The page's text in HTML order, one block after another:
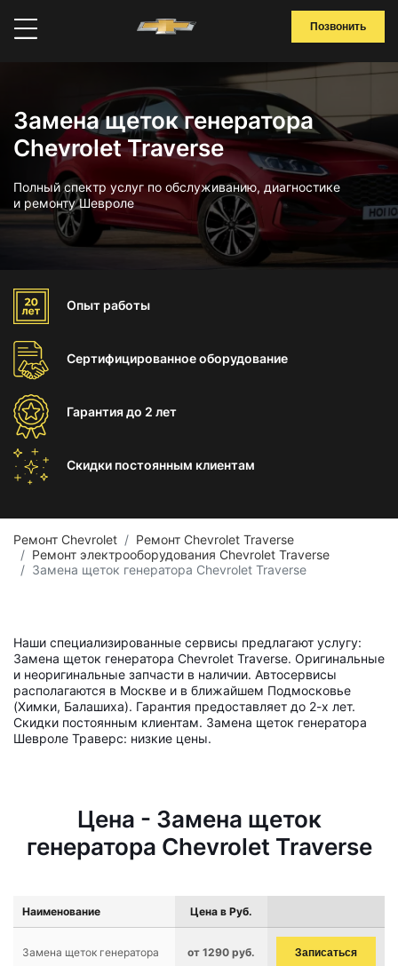
Позвонить
Замена щеток генератора
Chevrolet Traverse
Полный спектр услуг по обслуживанию, диагностике
и ремонту Шевроле
Опыт работы
Сертифицированноеоборудование
Гарантиядо 2 лет
Скидки постоянным клиентам
Ремонт Chevrolet
Ремонт Chevrolet Traverse
Ремонт электрооборудования Chevrolet Traverse
Замена щеток генератора Chevrolet Traverse
Наши специализированные сервисы предлагают услугу:
Замена щеток генератора Chevrolet Traverse. Оригинальные
и неоригинальные запчасти в наличии. Автосервисы
располагаются в Москве и в ближайшем Подмосковье
(Химки, Балашиха). Гарантия предоставляет до 2-х лет.
Скидки постоянным клиентам. Замена щеток генератора
Шевроле Траверс: низкие цены.
Цена - Замена щеток
генератора Chevrolet Traverse
Наименование Цена в Руб.
Замена щеток генератора от 1290 руб. Записаться